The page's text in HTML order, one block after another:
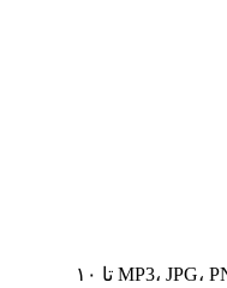
فرمت‌های MP3، JPG، PNG، WEBP، MP4، MKV تا ۱۰